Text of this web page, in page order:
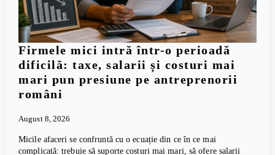
Firmele mici intră într-o perioadă
dificilă: taxe, salarii și costuri mai
mari pun presiune pe antreprenorii
români
August 8, 2026
Micile afaceri se confruntă cu o ecuație din ce în ce mai
complicată: trebuie să suporte costuri mai mari, să ofere salarii